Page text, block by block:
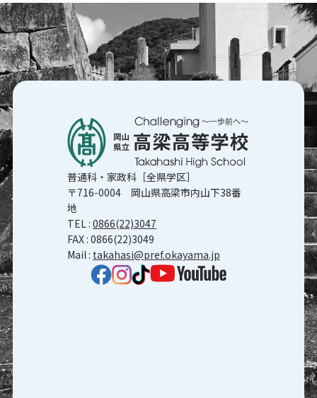
普通科・家政科［全県学区］
〒716-0004 岡山県高梁市内山下38番
地
TEL : 0866(22)3047
FAX : 0866(22)3049
Mail : takahasi@pref.okayama.jp